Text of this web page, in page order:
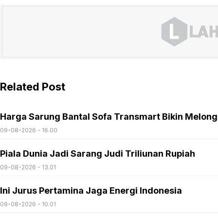
Related Post
Harga Sarung Bantal Sofa Transmart Bikin
09-08-2026 - 16.00
Piala Dunia Jadi Sarang Judi Triliunan Rupiah
09-08-2026 - 13.01
Ini Jurus Pertamina Jaga Energi Indonesia
09-08-2026 - 10.01